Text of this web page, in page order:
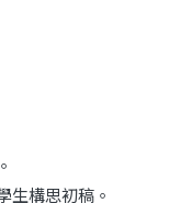
生構思初稿。